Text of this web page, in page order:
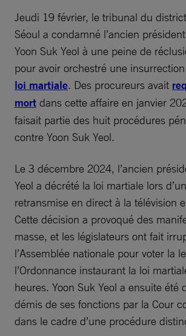
Jeudi 19 février, le tribunal du
Séoul a condamné l’ancien
Yoon Suk Yeol à une peine de
pour avoir orchestré une
loi martiale. Des procureurs avait
mort dans cette affaire en janvier
faisait partie des huit procédures
contre Yoon Suk Yeol.
Le 3 décembre 2024, l’ancien
Yeol a décrété la loi martiale lors
retransmise en direct à la télévision
Cette décision a provoqué des
masse, et les législateurs ont fait
l’Assemblée nationale pour voter la
l’Ordonnance instaurant la loi
heures. Yoon Suk Yeol a ensuite été
démis de ses fonctions par la Cour
dans le cadre d’une procédure